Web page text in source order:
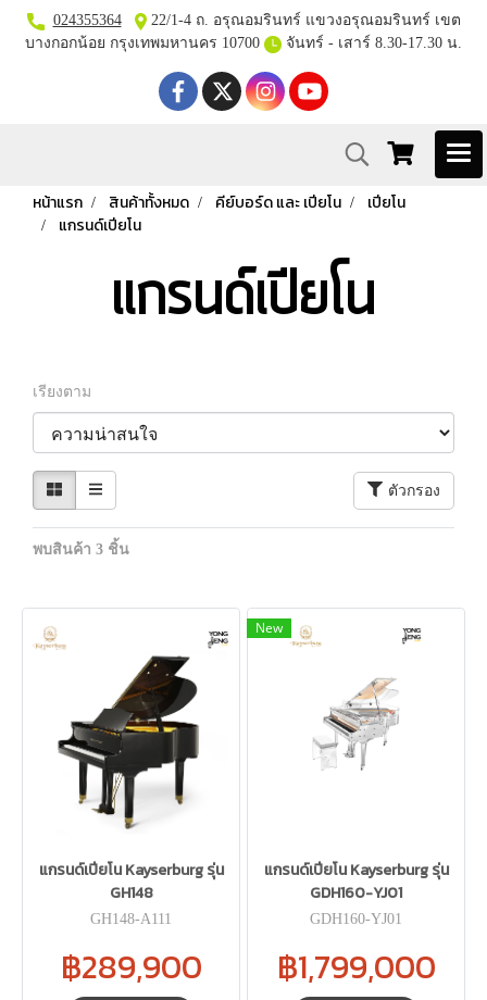
024355364
22/1-4 ถ. อรุณอมรินทร์ แขวงอรุณอมรินทร์ เขต
บางกอกน้อย กรุงเทพมหานคร 10700
จันทร์ - เสาร์ 8.30-17.30 น.
หน้าแรก สินค้าทั้งหมด คีย์บอร์ด และ เปียโน
เปียโน
แกรนด์เปียโน
แกรนด์เปียโน
เรียงตาม
ตัวกรอง
พบสินค้า 3 ชิ้น
แกรนด์เปียโน Kayserburg รุ่น
GH148
GH148-A111
฿289,900
New
แกรนด์เปียโน Kayserburg รุ่น
GDH160-YJ01
GDH160-YJ01
฿1,799,000